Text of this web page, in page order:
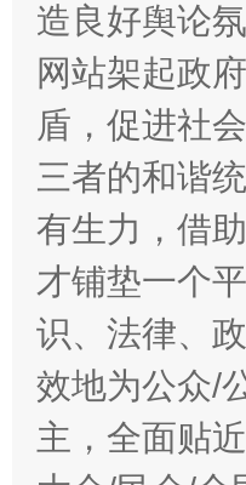
造良好舆论
网站架起政
盾，促进社
三者的和谐
有生力，借
才铺垫一个
识、法律、
效地为公众/
主，全面贴